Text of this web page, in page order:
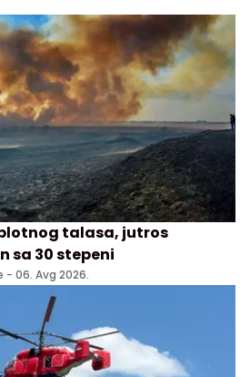
talasa, jutros
sa 30 stepeni
- 06. Avg 2026.